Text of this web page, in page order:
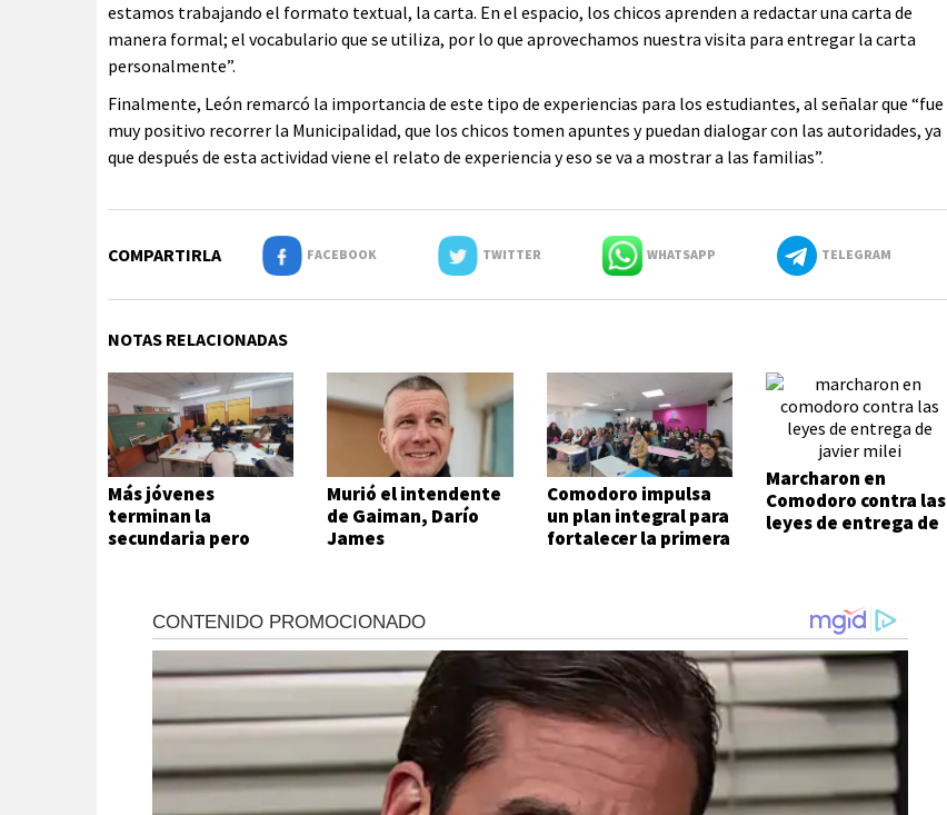
estamos trabajando el formato textual, la carta. En el espacio, los chicos aprenden a redactar una carta de
manera formal; el vocabulario que se utiliza, por lo que aprovechamos nuestra visita para entregar la carta
personalmente”.
Finalmente, León remarcó la importancia de este tipo de experiencias para los estudiantes, al señalar que “fue
muy positivo recorrer la Municipalidad, que los chicos tomen apuntes y puedan dialogar con las autoridades, ya
que después de esta actividad viene el relato de experiencia y eso se va a mostrar a las familias”.
COMPARTIRLA FACEBOOK TWITTER WHATSAPP TELEGRAM
NOTAS RELACIONADAS
Más jóvenes
terminan la
secundaria pero
Murió el intendente
de Gaiman, Darío
James
Comodoro impulsa
un plan integral para
fortalecer la primera
Marcharon en
Comodoro contra las
leyes de entrega de